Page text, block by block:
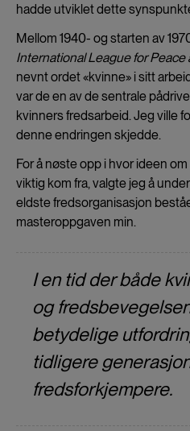
hadde utviklet dette
Mellom 1940- og starten av
International League for Peace
nevnt ordet «kvinne» i sitt
var de en av de sentrale
kvinners fredsarbeid. Jeg ville
denne endringen skjedde.
For å nøste opp i hvor ideen
viktig kom fra, valgte jeg å
eldste fredsorganisasjon
masteroppgaven min.
I en tid der både
og
betydelige
tidligere
fredsforkjempere.